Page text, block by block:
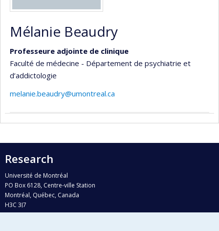
Mélanie Beaudry
Professeure adjointe de clinique
Faculté de médecine - Département de psychiatrie et
d’addictologie
melanie.beaudry@umontreal.ca
Research
Université de Montréal
PO Box 6128, Centre-ville Station
Montréal, Québec, Canada
H3C 3J7